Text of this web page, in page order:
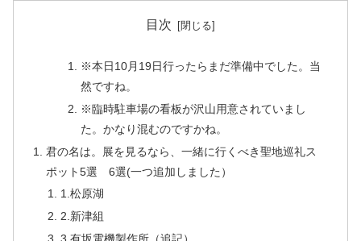
目次
※本日10月19日行ったらまだ準備中でした。当
然ですね。
※臨時駐車場の看板が沢山用意されていまし
た。かなり混むのですかね。
君の名は。展を見るなら、一緒に行くべき聖地巡礼ス
ポット5選 6選(一つ追加しました）
1.松原湖
2.新津組